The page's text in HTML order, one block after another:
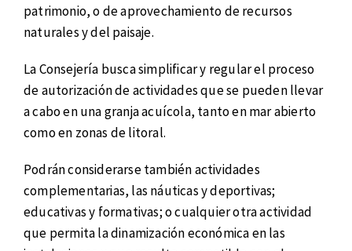
patrimonio, o de aprovechamiento de recursos
naturales y del paisaje.
La Consejería busca simplificar y regular el proceso
de autorización de actividades que se pueden llevar
a cabo en una granja acuícola, tanto en mar abierto
como en zonas de litoral.
Podrán considerarse también actividades
complementarias, las náuticas y deportivas;
educativas y formativas; o cualquier otra actividad
que permita la dinamización económica en las